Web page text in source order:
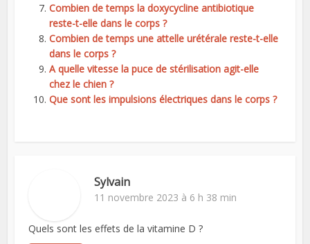
Combien de temps la doxycycline antibiotique
reste-t-elle dans le corps ?
Combien de temps une attelle urétérale reste-t-elle
dans le corps ?
A quelle vitesse la puce de stérilisation agit-elle
chez le chien ?
Que sont les impulsions électriques dans le corps ?
Sylvain
11 novembre 2023 à 6 h 38 min
Quels sont les effets de la vitamine D ?